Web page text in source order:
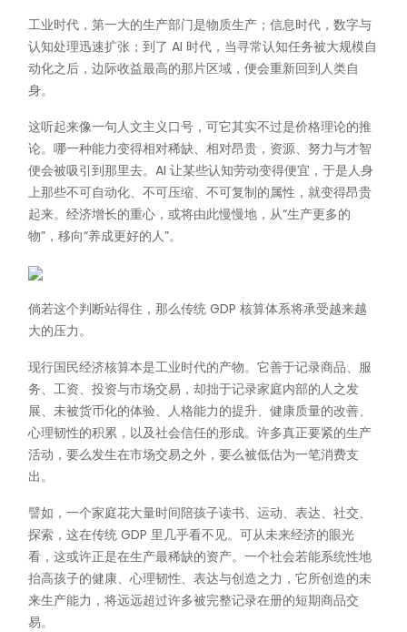
工业时代，第一大的生产部门是物质生产；信息时代，数字与
认知处理迅速扩张；到了 AI 时代，当寻常认知任务被大规模自
动化之后，边际收益最高的那片区域，便会重新回到人类自
身。
这听起来像一句人文主义口号，可它其实不过是价格理论的推
论。哪一种能力变得相对稀缺、相对昂贵，资源、努力与才智
便会被吸引到那里去。AI 让某些认知劳动变得便宜，于是人身
上那些不可自动化、不可压缩、不可复制的属性，就变得昂贵
起来。经济增长的重心，或将由此慢慢地，从“生产更多的
物”，移向“养成更好的人”。
倘若这个判断站得住，那么传统 GDP 核算体系将承受越来越
大的压力。
现行国民经济核算本是工业时代的产物。它善于记录商品、服
务、工资、投资与市场交易，却拙于记录家庭内部的人之发
展、未被货币化的体验、人格能力的提升、健康质量的改善、
心理韧性的积累，以及社会信任的形成。许多真正要紧的生产
活动，要么发生在市场交易之外，要么被低估为一笔消费支
出。
譬如，一个家庭花大量时间陪孩子读书、运动、表达、社交、
探索，这在传统 GDP 里几乎看不见。可从未来经济的眼光
看，这或许正是在生产最稀缺的资产。一个社会若能系统性地
抬高孩子的健康、心理韧性、表达与创造之力，它所创造的未
来生产能力，将远远超过许多被完整记录在册的短期商品交
易。